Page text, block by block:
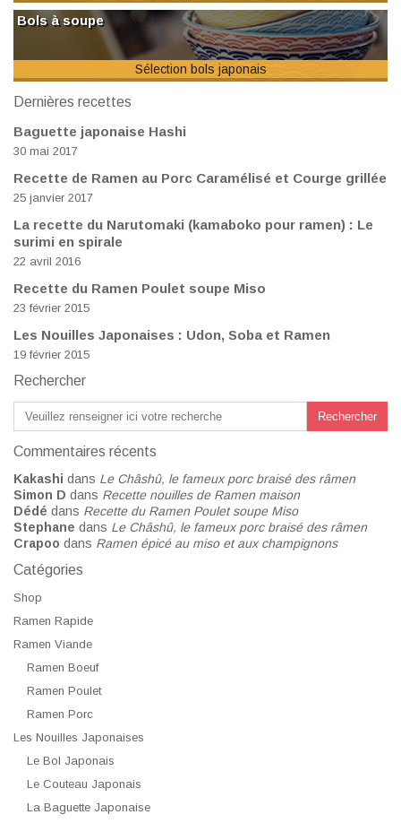
Bols à soupe
Sélection bols japonais
Dernières recettes
Baguette japonaise Hashi
30 mai 2017
Recette de Ramen au Porc Caramélisé et Courge grillée
25 janvier 2017
La recette du Narutomaki (kamaboko pour ramen) : Le
surimi en spirale
22 avril 2016
Recette du Ramen Poulet soupe Miso
23 février 2015
Les Nouilles Japonaises : Udon, Soba et Ramen
19 février 2015
Rechercher
Commentaires récents
Kakashi dans Le Châshû, le fameux porc braisé des râmen
Simon D dans Recette nouilles de Ramen maison
Dédé dans Recette du Ramen Poulet soupe Miso
Stephane dans Le Châshû, le fameux porc braisé des râmen
Crapoo dans Ramen épicé au miso et aux champignons
Catégories
Shop
Ramen Rapide
Ramen Viande
Ramen Boeuf
Ramen Poulet
Ramen Porc
Les Nouilles Japonaises
Le Bol Japonais
Le Couteau Japonais
La Baguette Japonaise